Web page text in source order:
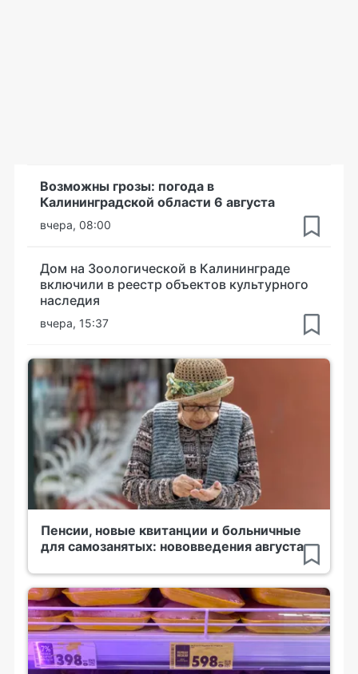
Возможны грозы: погода в
Калининградской области 6 августа
вчера, 08:00
Дом на Зоологической в Калининграде
включили в реестр объектов культурного
наследия
вчера, 15:37
Пенсии, новые квитанции и больничные
для самозанятых: нововведения августа